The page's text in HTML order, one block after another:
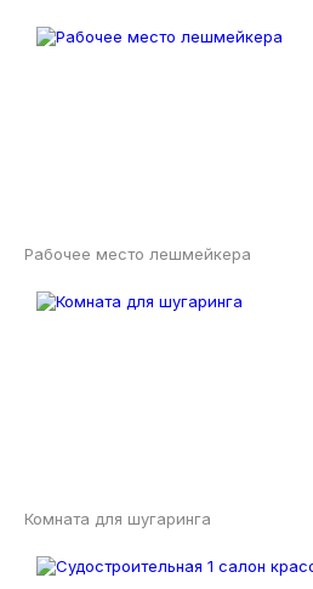
Рабочее место лешмейкера
Комната для шугаринга